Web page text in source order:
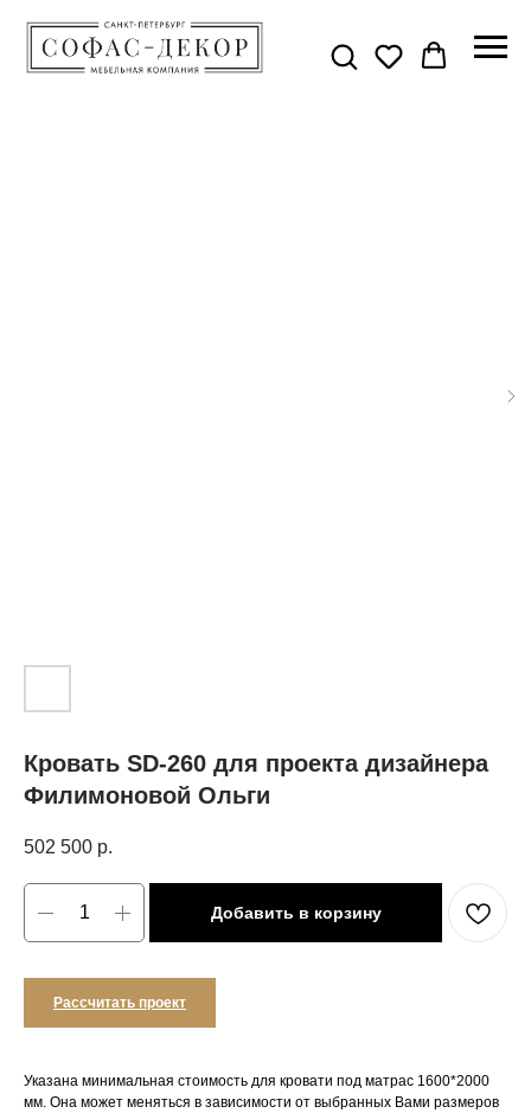
Кровать SD-260 для проекта дизайнера
Филимоновой Ольги
502 500 р.
Добавить в корзину
Рассчитать проект
Указана минимальная стоимость для кровати под матрас 1600*2000
мм. Она может меняться в зависимости от выбранных Вами размеров